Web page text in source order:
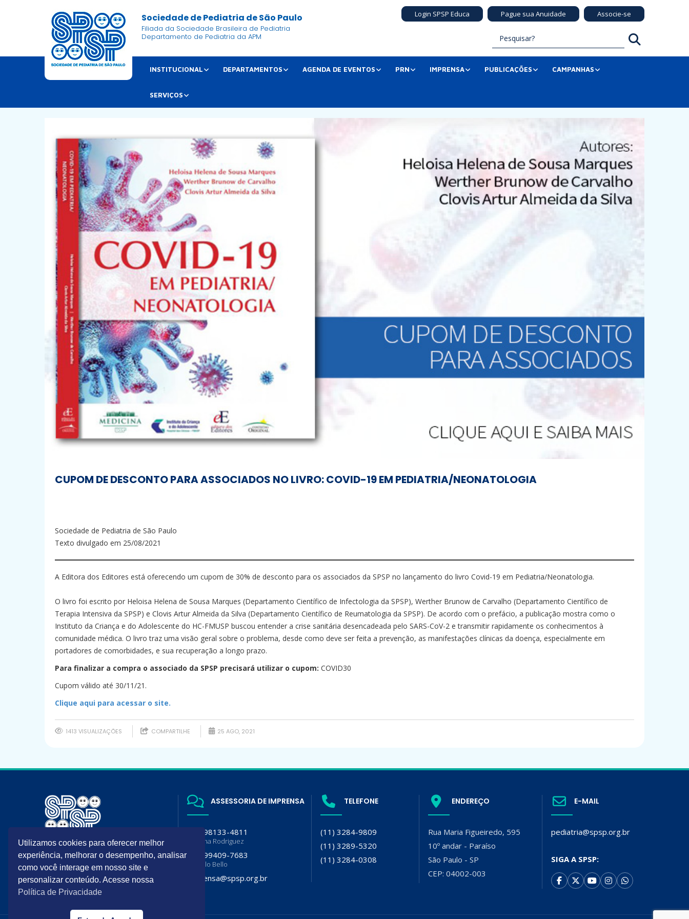
Sociedade de Pediatria de São Paulo
Filiada da Sociedade Brasileira de Pediatria
Departamento de Pediatria da APM
Login SPSP Educa Pague sua Anuidade Associe-se
INSTITUCIONAL DEPARTAMENTOS AGENDA DE EVENTOS PRN IMPRENSA PUBLICAÇÕES CAMPANHAS
SERVIÇOS
CUPOM DE DESCONTO PARA ASSOCIADOS NO LIVRO: COVID-19 EM PEDIATRIA/NEONATOLOGIA
Sociedade de Pediatria de São Paulo
Texto divulgado em 25/08/2021
A Editora dos Editores está oferecendo um cupom de 30% de desconto para os associados da SPSP no lançamento do livro Covid-19 em Pediatria/Neonatologia.
O livro foi escrito por Heloisa Helena de Sousa Marques (Departamento Científico de Infectologia da SPSP), Werther Brunow de Carvalho (Departamento Científico de
Terapia Intensiva da SPSP) e Clovis Artur Almeida da Silva (Departamento Científico de Reumatologia da SPSP). De acordo com o prefácio, a publicação mostra como o
Instituto da Criança e do Adolescente do HC-FMUSP buscou entender a crise sanitária desencadeada pelo SARS-CoV-2 e transmitir rapidamente os conhecimentos à
comunidade médica. O livro traz uma visão geral sobre o problema, desde como deve ser feita a prevenção, as manifestações clínicas da doença, especialmente em
portadores de comorbidades, e sua recuperação a longo prazo.
Para finalizar a compra o associado da SPSP precisará utilizar o cupom: COVID30
Cupom válido até 30/11/21.
Clique aqui para acessar o site.
1413 VISUALIZAÇÕES COMPARTILHE 25 AGO, 2021
A SPSP é filiada da Sociedade
Brasileira de Pediatria (SBP) e
Departamento de Pediatria da
Associação Paulista de Medicina
(APM)
ASSESSORIA DE IMPRENSA
(11) 98133-4811
Luciana Rodriguez
(11) 99409-7683
Flavia lo Bello
imprensa@spsp.org.br
TELEFONE
(11) 3284-9809
(11) 3289-5320
(11) 3284-0308
ENDEREÇO
Rua Maria Figueiredo, 595
10º andar - Paraíso
São Paulo - SP
CEP: 04002-003
E-MAIL
pediatria@spsp.org.br
SIGA A SPSP:
Utilizamos cookies para oferecer melhor
experiência, melhorar o desempenho, analisar
como você interage em nosso site e
personalizar conteúdo. Acesse nossa
Política de Privacidade